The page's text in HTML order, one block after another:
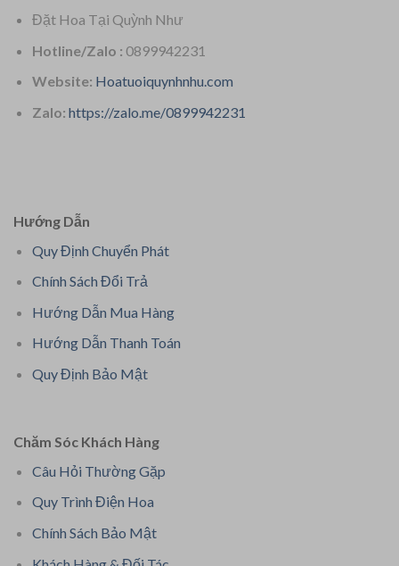
Đặt Hoa Tại Quỳnh Như
Hotline/Zalo : 0899942231
Website: Hoatuoiquynhnhu.com
Zalo: https://zalo.me/0899942231
Hướng Dẫn
Quy Định Chuyển Phát
Chính Sách Đổi Trả
Hướng Dẫn Mua Hàng
Hướng Dẫn Thanh Toán
Quy Định Bảo Mật
Chăm Sóc Khách Hàng
Câu Hỏi Thường Gặp
Quy Trình Điện Hoa
Chính Sách Bảo Mật